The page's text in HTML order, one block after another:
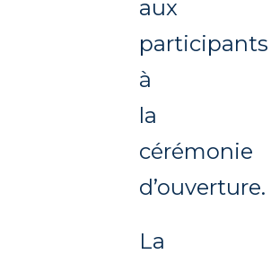
aux
participants
à
la
cérémonie
d’ouverture.
La